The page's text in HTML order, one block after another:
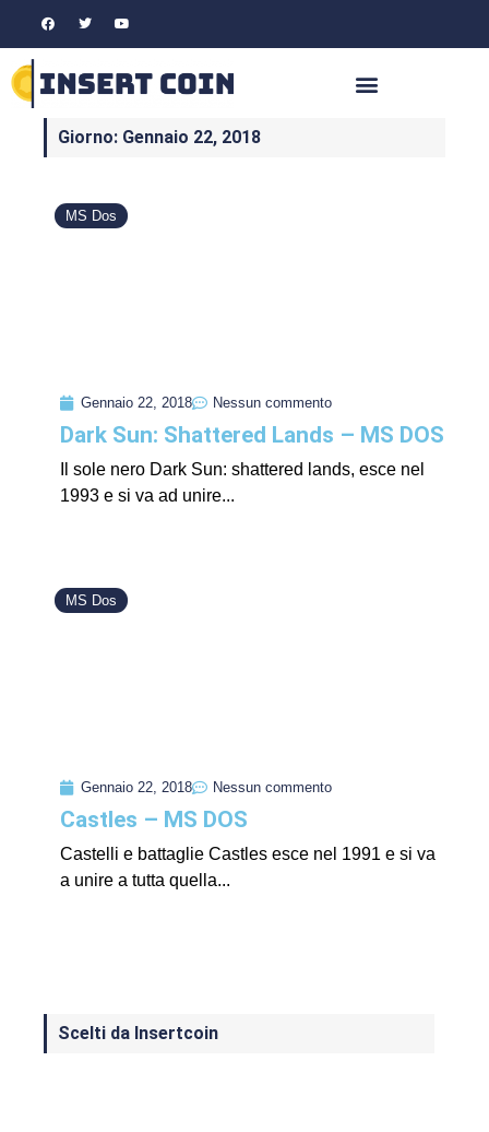
Giorno: Gennaio 22, 2018
MS Dos
Gennaio 22, 2018 Nessun commento
Dark Sun: Shattered Lands – MS DOS
Il sole nero Dark Sun: shattered lands, esce nel
1993 e si va ad unire...
MS Dos
Gennaio 22, 2018 Nessun commento
Castles – MS DOS
Castelli e battaglie Castles esce nel 1991 e si va
a unire a tutta quella...
Scelti da Insertcoin